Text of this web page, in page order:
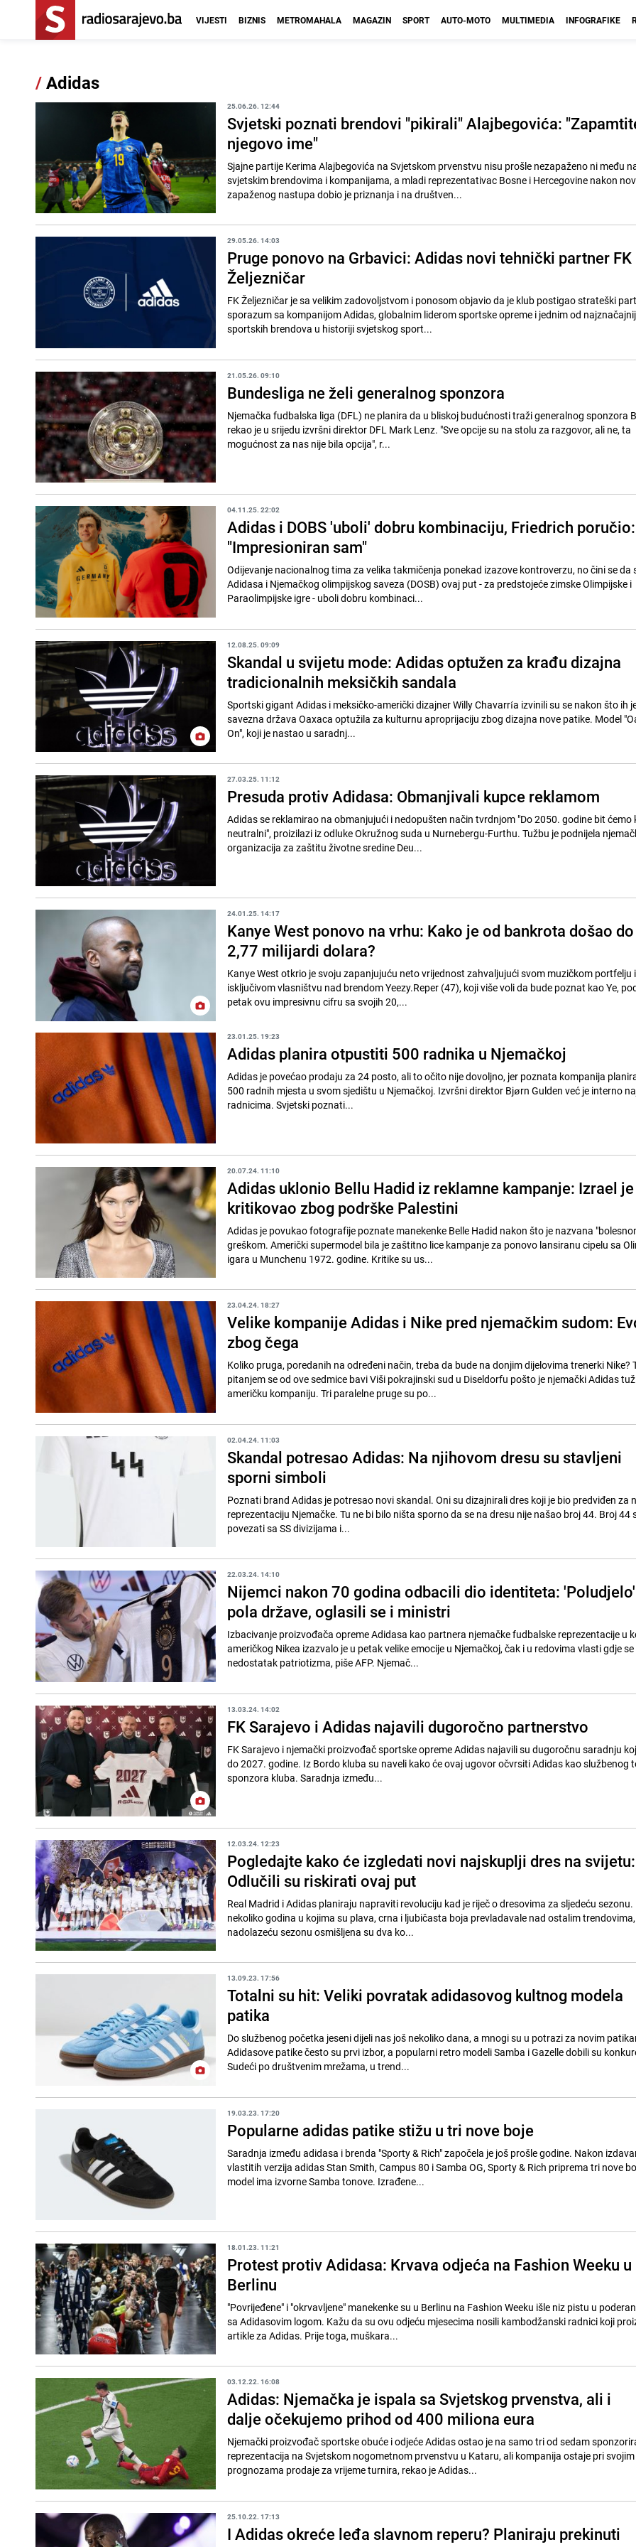
VIJESTI BIZNIS METROMAHALA MAGAZIN SPORT AUTO-MOTO MULTIMEDIA INFOGRAFIKE
/Adidas
25.06.26. 12:44
Svjetski poznati brendovi "pikirali" Alajbegovića:
njegovo ime"
Sjajne partije Kerima Alajbegovića na Svjetskom prvenstvu nisu prošle nezapaženo ni među
svjetskim brendovima i kompanijama, a mladi reprezentativac Bosne i Hercegovine nakon
zapaženog nastupa dobio je priznanja i na društven...
29.05.26. 14:03
Pruge ponovo na Grbavici: Adidas novi tehnički partner FK
Željezničar
FK Željezničar je sa velikim zadovoljstvom i ponosom objavio da je klub postigao strateški
sporazum sa kompanijom Adidas, globalnim liderom sportske opreme i jednim od
sportskih brendova u historiji svjetskog sport...
21.05.26. 09:10
Bundesliga ne želi generalnog sponzora
Njemačka fudbalska liga (DFL) ne planira da u bliskoj budućnosti traži generalnog sponzora
rekao je u srijedu izvršni direktor DFL Mark Lenz. "Sve opcije su na stolu za razgovor, ali ne, ta
mogućnost za nas nije bila opcija", r...
04.11.25. 22:02
Adidas i DOBS 'uboli' dobru kombinaciju, Friedrich poručio:
"Impresioniran sam"
Odijevanje nacionalnog tima za velika takmičenja ponekad izazove kontroverzu, no čini se da
Adidasa i Njemačkog olimpijskog saveza (DOSB) ovaj put - za predstojeće zimske Olimpijske i
Paraolimpijske igre - uboli dobru kombinaci...
12.08.25. 09:09
Skandal u svijetu mode: Adidas optužen za krađu dizajna
tradicionalnih meksičkih sandala
Sportski gigant Adidas i meksičko-američki dizajner Willy Chavarría izvinili su se nakon što ih
savezna država Oaxaca optužila za kulturnu aproprijaciju zbog dizajna nove patike. Model
On", koji je nastao u saradnj...
27.03.25. 11:12
Presuda protiv Adidasa: Obmanjivali kupce reklamom
Adidas se reklamirao na obmanjujući i nedopušten način tvrdnjom "Do 2050. godine bit ćemo
neutralni", proizilazi iz odluke Okružnog suda u Nurnebergu-Furthu. Tužbu je podnijela
organizacija za zaštitu životne sredine Deu...
24.01.25. 14:17
Kanye West ponovo na vrhu: Kako je od bankrota došao do
2,77 milijardi dolara?
Kanye West otkrio je svoju zapanjujuću neto vrijednost zahvaljujući svom muzičkom portfelju i
isključivom vlasništvu nad brendom Yeezy.Reper (47), koji više voli da bude poznat kao Ye,
petak ovu impresivnu cifru sa svojih 20,...
23.01.25. 19:23
Adidas planira otpustiti 500 radnika u Njemačkoj
Adidas je povećao prodaju za 24 posto, ali to očito nije dovoljno, jer poznata kompanija
500 radnih mjesta u svom sjedištu u Njemačkoj. Izvršni direktor Bjørn Gulden već je interno
radnicima. Svjetski poznati...
20.07.24. 11:10
Adidas uklonio Bellu Hadid iz reklamne kampanje: Izrael je
kritikovao zbog podrške Palestini
Adidas je povukao fotografije poznate manekenke Belle Hadid nakon što je nazvana
greškom. Američki supermodel bila je zaštitno lice kampanje za ponovo lansiranu cipelu sa
igara u Munchenu 1972. godine. Kritike su us...
23.04.24. 18:27
Velike kompanije Adidas i Nike pred njemačkim sudom:
zbog čega
Koliko pruga, poredanih na određeni način, treba da bude na donjim dijelovima trenerki Nike?
pitanjem se od ove sedmice bavi Viši pokrajinski sud u Diseldorfu pošto je njemački Adidas
američku kompaniju. Tri paralelne pruge su po...
02.04.24. 11:03
Skandal potresao Adidas: Na njihovom dresu su stavljeni
sporni simboli
Poznati brand Adidas je potresao novi skandal. Oni su dizajnirali dres koji je bio predviđen za
reprezentaciju Njemačke. Tu ne bi bilo ništa sporno da se na dresu nije našao broj 44. Broj 44
povezati sa SS divizijama i...
22.03.24. 14:10
Nijemci nakon 70 godina odbacili dio identiteta: 'Poludjelo'
pola države, oglasili se i ministri
Izbacivanje proizvođača opreme Adidasa kao partnera njemačke fudbalske reprezentacije u
američkog Nikea izazvalo je u petak velike emocije u Njemačkoj, čak i u redovima vlasti gdje
nedostatak patriotizma, piše AFP. Njemač...
13.03.24. 14:02
FK Sarajevo i Adidas najavili dugoročno partnerstvo
FK Sarajevo i njemački proizvođač sportske opreme Adidas najavili su dugoročnu saradnju
do 2027. godine. Iz Bordo kluba su naveli kako će ovaj ugovor očvrsiti Adidas kao službenog
sponzora kluba. Saradnja između...
12.03.24. 12:23
Pogledajte kako će izgledati novi najskuplji dres na svijetu:
Odlučili su riskirati ovaj put
Real Madrid i Adidas planiraju napraviti revoluciju kad je riječ o dresovima za sljedeću sezonu.
nekoliko godina u kojima su plava, crna i ljubičasta boja prevladavale nad ostalim
nadolazeću sezonu osmišljena su dva ko...
13.09.23. 17:56
Totalni su hit: Veliki povratak adidasovog kultnog modela
patika
Do službenog početka jeseni dijeli nas još nekoliko dana, a mnogi su u potrazi za novim
Adidasove patike često su prvi izbor, a popularni retro modeli Samba i Gazelle dobili su
Sudeći po društvenim mrežama, u trend...
19.03.23. 17:20
Popularne adidas patike stižu u tri nove boje
Saradnja između adidasa i brenda "Sporty & Rich" započela je još prošle godine. Nakon
vlastitih verzija adidas Stan Smith, Campus 80 i Samba OG, Sporty & Rich priprema tri nove
model ima izvorne Samba tonove. Izrađene...
18.01.23. 11:21
Protest protiv Adidasa: Krvava odjeća na Fashion Weeku u
Berlinu
"Povrijeđene" i "okrvavljene" manekenke su u Berlinu na Fashion Weeku išle niz pistu u
sa Adidasovim logom. Kažu da su ovu odjeću mjesecima nosili kambodžanski radnici koji proizvode
artikle za Adidas. Prije toga, muškara...
03.12.22. 16:08
Adidas: Njemačka je ispala sa Svjetskog prvenstva, ali i
dalje očekujemo prihod od 400 miliona eura
Njemački proizvođač sportske obuće i odjeće Adidas ostao je na samo tri od sedam
reprezentacija na Svjetskom nogometnom prvenstvu u Kataru, ali kompanija ostaje pri svojim
prognozama prodaje za vrijeme turnira, rekao je Adidas...
25.10.22. 17:13
I Adidas okreće leđa slavnom reperu? Planiraju prekinuti